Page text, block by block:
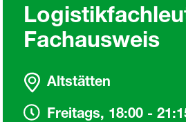
Fachausweis
Altstätten
Freitags, 18:00 -